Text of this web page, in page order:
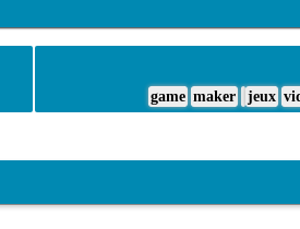
game maker jeux